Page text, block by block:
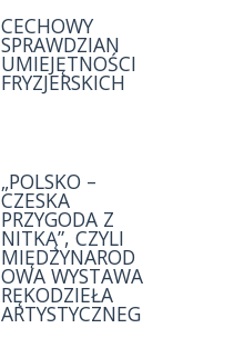
CECHOWY
SPRAWDZIAN
UMIEJĘTNOŚCI
FRYZJERSKICH
„POLSKO –
CZESKA
PRZYGODA Z
NITKĄ”, CZYLI
MIĘDZYNAROD
OWA WYSTAWA
RĘKODZIEŁA
ARTYSTYCZNEG
NIA
PRACOWNIKÓ
W
MŁODOCIANYC
H W OKRESIE
UROCZYSTOŚĆ
ZAKOŃCZENIA
ROKU
SZKOLNEGO W
BIELAWSKIEJ
SZKOLE
RZEMIEŚLNICZ
EJ